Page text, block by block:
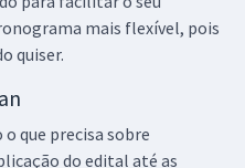
mais flexível, pois
quiser.
que precisa sobre
do edital até as